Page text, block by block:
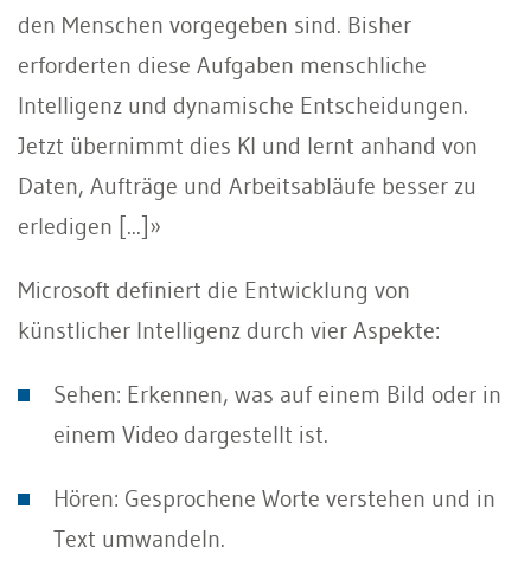
den Menschen vorgegeben sind. Bisher
erforderten diese Aufgaben menschliche
Intelligenz und dynamische Entscheidungen.
Jetzt übernimmt dies KI und lernt anhand von
Daten, Aufträge und Arbeitsabläufe besser zu
erledigen [...]»
Microsoft definiert die Entwicklung von
künstlicher Intelligenz durch vier Aspekte:
Sehen: Erkennen, was auf einem Bild oder in
einem Video dargestellt ist.
Hören: Gesprochene Worte verstehen und in
Text umwandeln.